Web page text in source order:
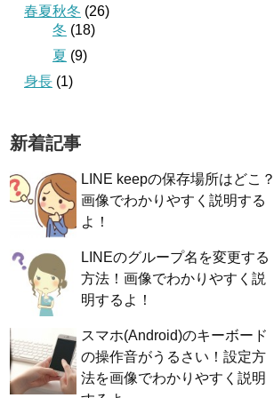
春夏秋冬 (26)
冬 (18)
夏 (9)
身長 (1)
新着記事
LINE keepの保存場所はどこ？
画像でわかりやすく説明する
よ！
LINEのグループ名を変更する
方法！画像でわかりやすく説
明するよ！
スマホ(Android)のキーボード
の操作音がうるさい！設定方
法を画像でわかりやすく説明